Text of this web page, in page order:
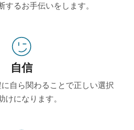
するお手伝いをします。
自信
自ら関わることで正しい選択
けになります。